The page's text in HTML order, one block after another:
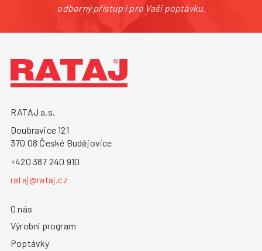
odborný přístup i pro Vaši poptávku.
RATAJ a.s.
Doubravice 121
370 08 České Budějovice
+420 387 240 910
rataj@rataj.cz
O nás
Výrobní program
Poptávky